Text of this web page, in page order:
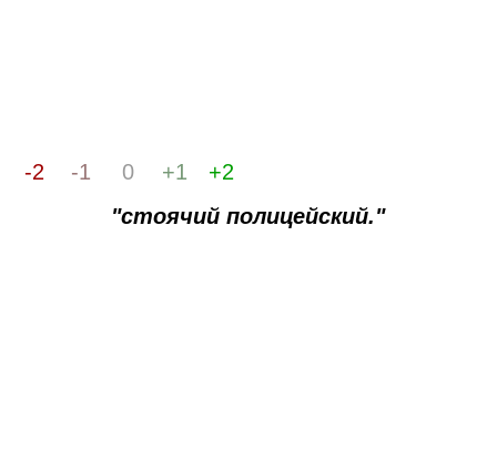
-2 -1 0 +1
+2
"стоячий полицейский."